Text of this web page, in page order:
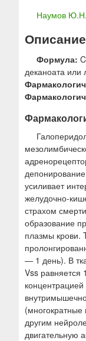
Наумов Ю.Н.
Формула:
деканоата или
усиливает
желудочно-
страхом
образование
плазмы крови.
— 1 день). В
Vss равняется
другим
двигательную